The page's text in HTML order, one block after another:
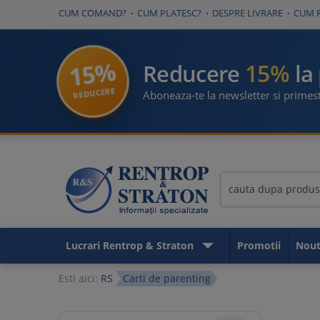
CUM COMAND? CUM PLATESC? DESPRE LIVRARE CUM
15%
REDUCERE
Reducere 15%
Aboneaza-te la newsletter si
Lucrari Rentrop & Straton Promotii
Esti aici: RS Carti de parenting